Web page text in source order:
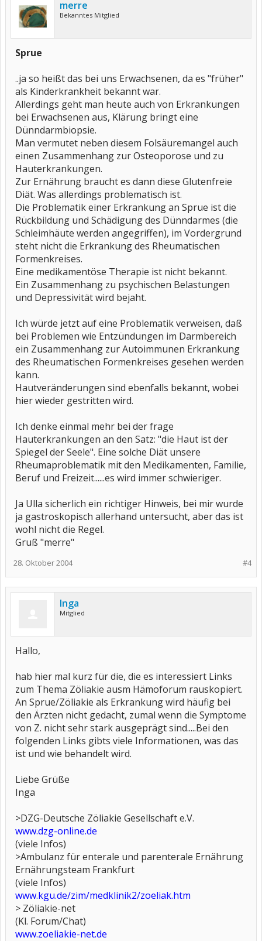
merre
Bekanntes Mitglied
Sprue
..ja so heißt das bei uns Erwachsenen, da es "früher"
als Kinderkrankheit bekannt war.
Allerdings geht man heute auch von Erkrankungen
bei Erwachsenen aus, Klärung bringt eine
Dünndarmbiopsie.
Man vermutet neben diesem Folsäuremangel auch
einen Zusammenhang zur Osteoporose und zu
Hauterkrankungen.
Zur Ernährung braucht es dann diese Glutenfreie
Diät. Was allerdings problematisch ist.
Die Problematik einer Erkrankung an Sprue ist die
Rückbildung und Schädigung des Dünndarmes (die
Schleimhäute werden angegriffen), im Vordergrund
steht nicht die Erkrankung des Rheumatischen
Formenkreises.
Eine medikamentöse Therapie ist nicht bekannt.
Ein Zusammenhang zu psychischen Belastungen
und Depressivität wird bejaht.
Ich würde jetzt auf eine Problematik verweisen, daß
bei Problemen wie Entzündungen im Darmbereich
ein Zusammenhang zur Autoimmunen Erkrankung
des Rheumatischen Formenkreises gesehen werden
kann.
Hautveränderungen sind ebenfalls bekannt, wobei
hier wieder gestritten wird.
Ich denke einmal mehr bei der frage
Hauterkrankungen an den Satz: "die Haut ist der
Spiegel der Seele". Eine solche Diät unsere
Rheumaproblematik mit den Medikamenten, Familie,
Beruf und Freizeit......es wird immer schwieriger.
Ja Ulla sicherlich ein richtiger Hinweis, bei mir wurde
ja gastroskopisch allerhand untersucht, aber das ist
wohl nicht die Regel.
Gruß "merre"
#4
28. Oktober 2004
Inga
Mitglied
Hallo,
hab hier mal kurz für die, die es interessiert Links
zum Thema Zöliakie ausm Hämoforum rauskopiert.
An Sprue/Zöliakie als Erkrankung wird häufig bei
den Ärzten nicht gedacht, zumal wenn die Symptome
von Z. nicht sehr stark ausgeprägt sind.....Bei den
folgenden Links gibts viele Informationen, was das
ist und wie behandelt wird.
Liebe Grüße
Inga
>DZG-Deutsche Zöliakie Gesellschaft e.V.
www.dzg-online.de
(viele Infos)
>Ambulanz für enterale und parenterale Ernährung
Ernährungsteam Frankfurt
(viele Infos)
www.kgu.de/zim/medklinik2/zoeliak.htm
> Zöliakie-net
(Kl. Forum/Chat)
www.zoeliakie-net.de